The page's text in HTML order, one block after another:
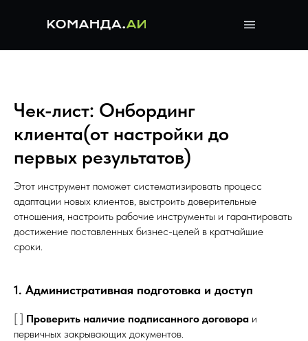
Чек-лист: Онбординг
клиента(от настройки до
первых результатов)
Этот инструмент поможет систематизировать процесс
адаптации новых клиентов, выстроить доверительные
отношения, настроить рабочие инструменты и гарантировать
достижение поставленных бизнес-целей в кратчайшие
сроки.
1. Административная подготовка и доступ
[ ] Проверить наличие подписанного договора и
первичных закрывающих документов.